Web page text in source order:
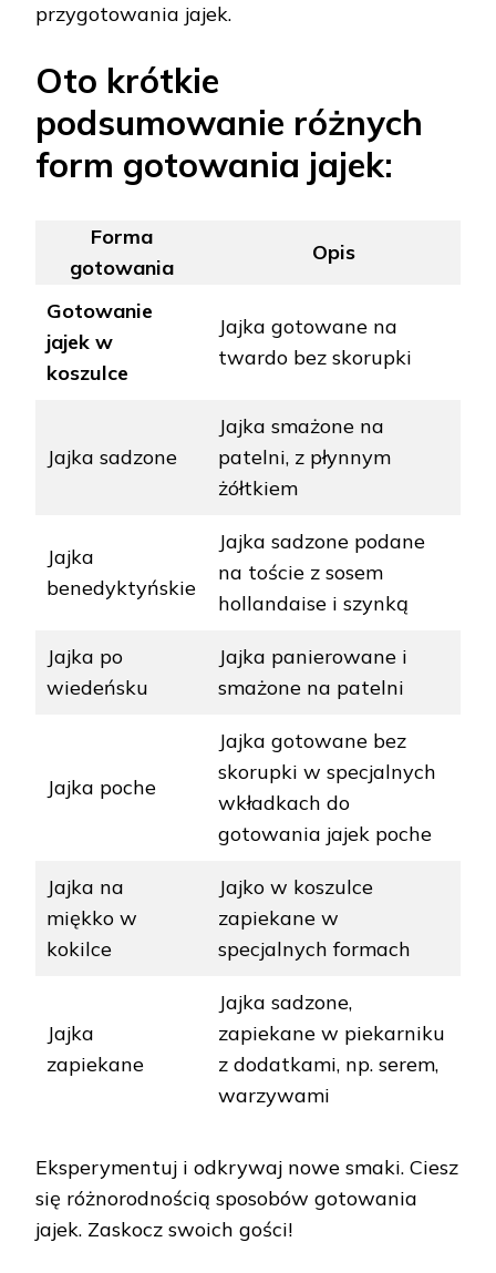
przygotowania jajek.
Oto krótkie
podsumowanie różnych
form gotowania jajek:
Forma
gotowania
Opis
Gotowanie
jajek w
koszulce
Jajka gotowane na
twardo bez skorupki
Jajka sadzone
Jajka smażone na
patelni, z płynnym
żółtkiem
Jajka
benedyktyńskie
Jajka sadzone podane
na toście z sosem
hollandaise i szynką
Jajka po
wiedeńsku
Jajka panierowane i
smażone na patelni
Jajka poche
Jajka gotowane bez
skorupki w specjalnych
wkładkach do
gotowania jajek poche
Jajka na
miękko w
kokilce
Jajko w koszulce
zapiekane w
specjalnych formach
Jajka
zapiekane
Jajka sadzone,
zapiekane w piekarniku
z dodatkami, np. serem,
warzywami
Eksperymentuj i odkrywaj nowe smaki. Ciesz
się różnorodnością sposobów gotowania
jajek. Zaskocz swoich gości!